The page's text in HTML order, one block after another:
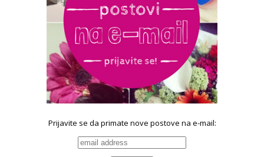
Prijavite se da primate nove postove na e-mail: